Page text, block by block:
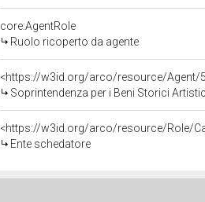
core:AgentRole
Ruolo ricoperto da agente
<https://w3id.org/arco/resource/Agent/
Soprintendenza per i Beni Storici
<https://w3id.org/arco/resource/Role/
Ente schedatore